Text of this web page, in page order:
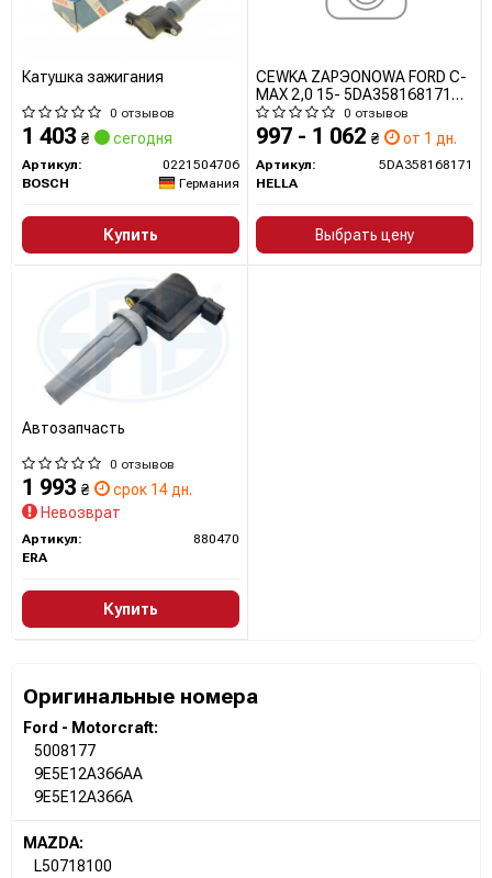
Катушка зажигания
0 отзывов
1 403 ₴ сегодня
Артикул:
0221504706
BOSCH
Германия
Купить
CEWKA ZAPЭONOWA FORD C-
MAX 2,0 15- 5DA358168171
HELLA
0 отзывов
997 - 1 062 ₴ от 1 дн.
Артикул:
5DA358168171
HELLA
Выбрать цену
Автозапчасть
0 отзывов
1 993 ₴
срок 14 дн.
Невозврат
Артикул:
880470
ERA
Купить
Оригинальные номера
Ford - Motorcraft:
5008177
9E5E12A366AA
9E5E12A366A
MAZDA:
L50718100